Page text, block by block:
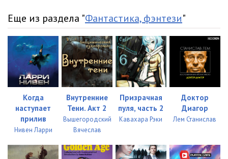
0032
0033 04:08
0034 05:10
0035 09:31
0036 04:16
0037 05:25
Еще из раздела "Фантастика, фэнтези"
Когда
наступает
прилив
Нивен Ларри
Внутренние
Тени. Акт 2
Вышегородский
Вячеслав
Призрачная
пуля, часть 2
Кавахара Рэки
Доктор
Диагор
Лем Станислав